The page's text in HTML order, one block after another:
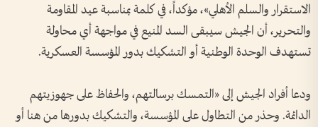
الاستقرار والسلم الأهلي»، مؤكداً، في كلمة بمناسبة عيد المقاومة
والتحرير، أن الجيش سيبقى السد المنيع في مواجهة أي محاولة
تستهدف الوحدة الوطنية أو التشكيك بدور المؤسسة العسكرية.
ودعا أفراد الجيش إلى «التمسك برسالتهم، والحفاظ على جهوزيتهم
الدائمة. وحذر من التطاول على المؤسسة، والتشكيك بدورها من هنا أو